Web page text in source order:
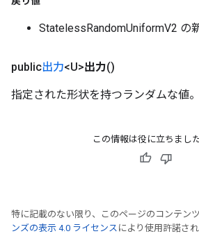
StatelessRandomUniformV2 の
public出力<U>出力()
指定された形状を持つランダムな値。
この情報は役に立ちまし
特に記載のない限り、このページのコンテン
ンズの表示 4.0 ライセンス により使用許諾さ